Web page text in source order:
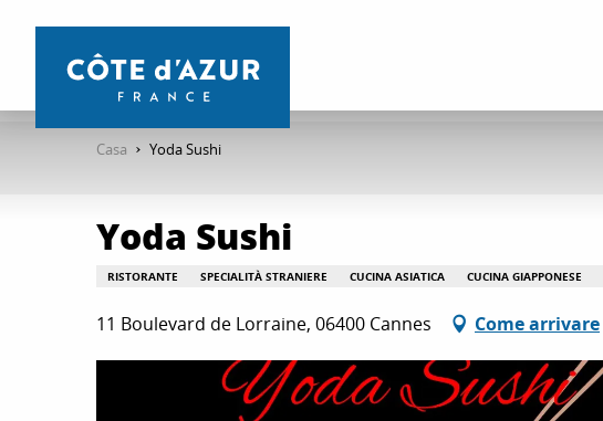
contenu
Casa Yoda Sushi
Yoda Sushi
RISTORANTE SPECIALITÀ STRANIERE CUCINA ASIATICA CUCINA GIAPPONESE
11 Boulevard de Lorraine, 06400 Cannes Come arrivare